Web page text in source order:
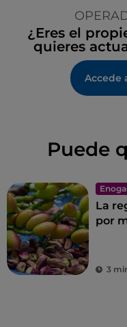
¿Eres el
quieres
Accede
Puede
La
por
3